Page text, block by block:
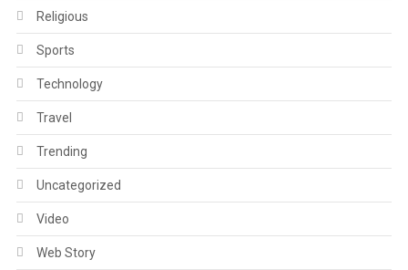
Religious
Sports
Technology
Travel
Trending
Uncategorized
Video
Web Story